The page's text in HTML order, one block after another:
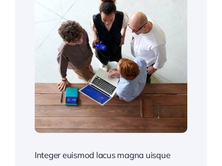
Integer euismod lacus magna uisque